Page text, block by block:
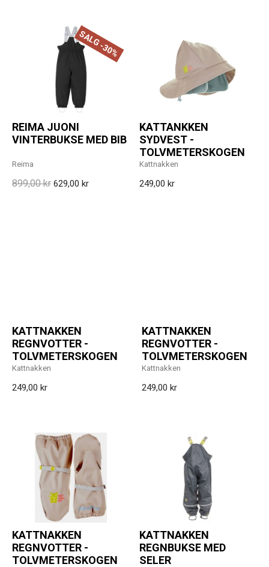
REIMA JUONI
VINTERBUKSE MED BIB
Reima
899,00 kr 629,00 kr
SALG -30%
KATTANKKEN
SYDVEST -
TOLVMETERSKOGEN
Kattnakken
249,00 kr
KATTNAKKEN
REGNVOTTER -
TOLVMETERSKOGEN
Kattnakken
249,00 kr
KATTNAKKEN
REGNVOTTER -
TOLVMETERSKOGEN
Kattnakken
249,00 kr
KATTNAKKEN
REGNVOTTER -
TOLVMETERSKOGEN
KATTNAKKEN
REGNBUKSE MED
SELER